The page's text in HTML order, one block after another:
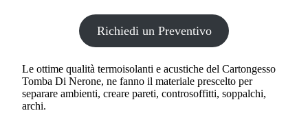
Richiedi un Preventivo
Le ottime qualità termoisolanti e acustiche del Cartongesso
Tomba Di Nerone, ne fanno il materiale prescelto per
separare ambienti, creare pareti, controsoffitti, soppalchi,
archi.